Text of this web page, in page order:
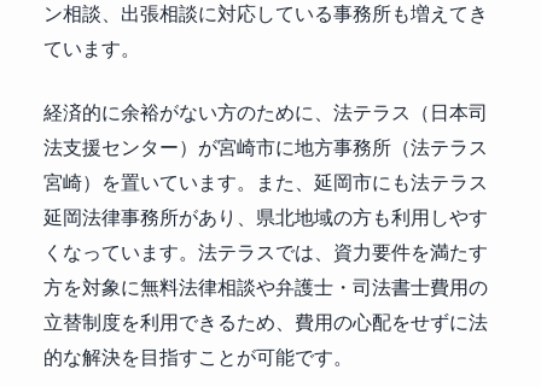
ン相談、出張相談に対応している事務所も増えてき
ています。
経済的に余裕がない方のために、法テラス（日本司
法支援センター）が宮崎市に地方事務所（法テラス
宮崎）を置いています。また、延岡市にも法テラス
延岡法律事務所があり、県北地域の方も利用しやす
くなっています。法テラスでは、資力要件を満たす
方を対象に無料法律相談や弁護士・司法書士費用の
立替制度を利用できるため、費用の心配をせずに法
的な解決を目指すことが可能です。